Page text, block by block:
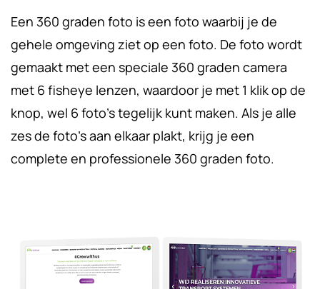
Een 360 graden foto is een foto waarbij je de
gehele omgeving ziet op een foto. De foto wordt
gemaakt met een speciale 360 graden camera
met 6 fisheye lenzen, waardoor je met 1 klik op de
knop, wel 6 foto’s tegelijk kunt maken. Als je alle
zes de foto’s aan elkaar plakt, krijg je een
complete en professionele 360 graden foto.